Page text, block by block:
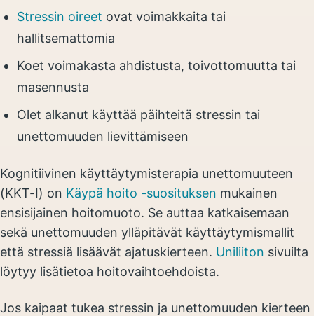
Stressin oireet ovat voimakkaita tai
hallitsemattomia
Koet voimakasta ahdistusta, toivottomuutta tai
masennusta
Olet alkanut käyttää päihteitä stressin tai
unettomuuden lievittämiseen
Kognitiivinen käyttäytymisterapia unettomuuteen
(KKT-I) on Käypä hoito -suosituksen mukainen
ensisijainen hoitomuoto. Se auttaa katkaisemaan
sekä unettomuuden ylläpitävät käyttäytymismallit
että stressiä lisäävät ajatuskierteen. Uniliiton sivuilta
löytyy lisätietoa hoitovaihtoehdoista.
Jos kaipaat tukea stressin ja unettomuuden kierteen